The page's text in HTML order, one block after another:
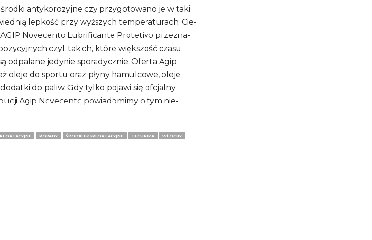
środki anty­ko­ro­zyjne czy przy­go­to­wano je w taki
lep­kość przy wyż­szych tem­pe­ra­tu­rach. Cie­
AGIP Nove­cento Lubri­fi­cante Pro­te­tivo prze­zna­
czyli takich, które więk­szość czasu
odpa­lane jedy­nie spo­ra­dycz­nie. Oferta Agip
oleje do sportu oraz płyny hamul­cowe, oleje
do paliw. Gdy tylko pojawi się ofcjalny
Agip Nove­cento powia­do­mimy o tym nie­
PORADY ŚRODKI EKSPLOATACYJNE TECHNIKA WŁOCHY